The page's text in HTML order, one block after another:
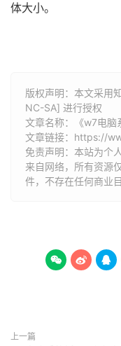
体大小。
版权声明：本文采用
NC-SA] 进行授权
文章名称：《w7电脑
文章链接： https://
免责声明：本站为个
来自网络，所有资源
件，不存在任何商业
  
上一篇